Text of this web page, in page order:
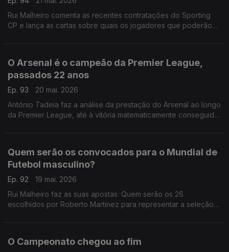
Rui Malheiro comenta as recentes contratações do Sporting
CP e lança as cartas sobre quais os jogadores que poderão
O Arsenal é o campeão da Premier League,
passados 22 anos
Ep. 93
20 mai. 2026
António Tadeia faz a análise da prestação do Arsenal ao longo
da Premier League, até à vitória matematicamente conseguida
Quem serão os convocados para o Mundial de
Futebol masculino?
Ep. 92
19 mai. 2026
Rui Malheiro faz as suas apostas: Quem serão os 26
escolhidos por Roberto Martinez para representar a seleção
O Campeonato chegou ao fim